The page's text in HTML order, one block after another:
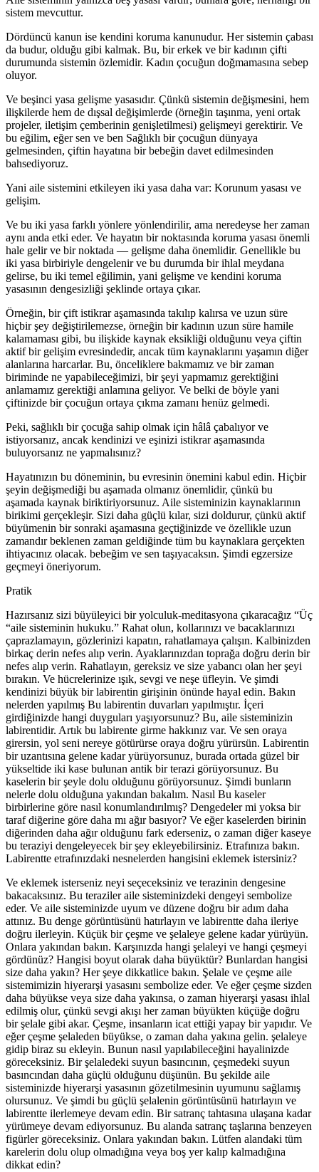
sistem mevcuttur.
Dördüncü kanun ise kendini koruma kanunudur. Her sistemin çabası
da budur, olduğu gibi kalmak. Bu, bir erkek ve bir kadının çifti
durumunda sistemin özlemidir. Kadın çocuğun doğmamasına sebep
oluyor.
Ve beşinci yasa gelişme yasasıdır. Çünkü sistemin değişmesini, hem
ilişkilerde hem de dışsal değişimlerde (örneğin taşınma, yeni ortak
projeler, iletişim çemberinin genişletilmesi) gelişmeyi gerektirir. Ve
bu eğilim, eğer sen ve ben Sağlıklı bir çocuğun dünyaya
gelmesinden, çiftin hayatına bir bebeğin davet edilmesinden
bahsediyoruz.
Yani aile sistemini etkileyen iki yasa daha var: Korunum yasası ve
gelişim.
Ve bu iki yasa farklı yönlere yönlendirilir, ama neredeyse her zaman
aynı anda etki eder. Ve hayatın bir noktasında koruma yasası önemli
hale gelir ve bir noktada — gelişme daha önemlidir. Genellikle bu
iki yasa birbiriyle dengelenir ve bu durumda bir ihlal meydana
gelirse, bu iki temel eğilimin, yani gelişme ve kendini koruma
yasasının dengesizliği şeklinde ortaya çıkar.
Örneğin, bir çift istikrar aşamasında takılıp kalırsa ve uzun süre
hiçbir şey değiştirilemezse, örneğin bir kadının uzun süre hamile
kalamaması gibi, bu ilişkide kaynak eksikliği olduğunu veya çiftin
aktif bir gelişim evresindedir, ancak tüm kaynaklarını yaşamın diğer
alanlarına harcarlar. Bu, önceliklere bakmamız ve bir zaman
biriminde ne yapabileceğimizi, bir şeyi yapmamız gerektiğini
anlamamız gerektiği anlamına geliyor. Ve belki de böyle yani
çiftinizde bir çocuğun ortaya çıkma zamanı henüz gelmedi.
Peki, sağlıklı bir çocuğa sahip olmak için hâlâ çabalıyor ve
istiyorsanız, ancak kendinizi ve eşinizi istikrar aşamasında
buluyorsanız ne yapmalısınız?
Hayatınızın bu döneminin, bu evresinin önemini kabul edin. Hiçbir
şeyin değişmediği bu aşamada olmanız önemlidir, çünkü bu
aşamada kaynak biriktiriyorsunuz. Aile sisteminizin kaynaklarının
birikimi gerçekleşir. Sizi daha güçlü kılar, sizi doldurur, çünkü aktif
büyümenin bir sonraki aşamasına geçtiğinizde ve özellikle uzun
zamandır beklenen zaman geldiğinde tüm bu kaynaklara gerçekten
ihtiyacınız olacak. bebeğim ve sen taşıyacaksın. Şimdi egzersize
geçmeyi öneriyorum.
Pratik
Hazırsanız sizi büyüleyici bir yolculuk-meditasyona çıkaracağız “Üç
“aile sisteminin hukuku.” Rahat olun, kollarınızı ve bacaklarınızı
çaprazlamayın, gözlerinizi kapatın, rahatlamaya çalışın. Kalbinizden
birkaç derin nefes alıp verin. Ayaklarınızdan toprağa doğru derin bir
nefes alıp verin. Rahatlayın, gereksiz ve size yabancı olan her şeyi
bırakın. Ve hücrelerinize ışık, sevgi ve neşe üfleyin. Ve şimdi
kendinizi büyük bir labirentin girişinin önünde hayal edin. Bakın
nelerden yapılmış Bu labirentin duvarları yapılmıştır. İçeri
girdiğinizde hangi duyguları yaşıyorsunuz? Bu, aile sisteminizin
labirentidir. Artık bu labirente girme hakkınız var. Ve sen oraya
girersin, yol seni nereye götürürse oraya doğru yürürsün. Labirentin
bir uzantısına gelene kadar yürüyorsunuz, burada ortada güzel bir
yükseltide iki kase bulunan antik bir terazi görüyorsunuz. Bu
kaselerin bir şeyle dolu olduğunu görüyorsunuz. Şimdi bunların
nelerle dolu olduğuna yakından bakalım. Nasıl Bu kaseler
birbirlerine göre nasıl konumlandırılmış? Dengedeler mi yoksa bir
taraf diğerine göre daha mı ağır basıyor? Ve eğer kaselerden birinin
diğerinden daha ağır olduğunu fark ederseniz, o zaman diğer kaseye
bu teraziyi dengeleyecek bir şey ekleyebilirsiniz. Etrafınıza bakın.
Labirentte etrafınızdaki nesnelerden hangisini eklemek istersiniz?
Ve eklemek isterseniz neyi seçeceksiniz ve terazinin dengesine
bakacaksınız. Bu teraziler aile sisteminizdeki dengeyi sembolize
eder. Ve aile sisteminizde uyum ve düzene doğru bir adım daha
attınız. Bu denge görüntüsünü hatırlayın ve labirentte daha ileriye
doğru ilerleyin. Küçük bir çeşme ve şelaleye gelene kadar yürüyün.
Onlara yakından bakın. Karşınızda hangi şelaleyi ve hangi çeşmeyi
gördünüz? Hangisi boyut olarak daha büyüktür? Bunlardan hangisi
size daha yakın? Her şeye dikkatlice bakın. Şelale ve çeşme aile
sistemimizin hiyerarşi yasasını sembolize eder. Ve eğer çeşme sizden
daha büyükse veya size daha yakınsa, o zaman hiyerarşi yasası ihlal
edilmiş olur, çünkü sevgi akışı her zaman büyükten küçüğe doğru
bir şelale gibi akar. Çeşme, insanların icat ettiği yapay bir yapıdır. Ve
eğer çeşme şelaleden büyükse, o zaman daha yakına gelin. şelaleye
gidip biraz su ekleyin. Bunun nasıl yapılabileceğini hayalinizde
göreceksiniz. Bir şelaledeki suyun basıncının, çeşmedeki suyun
basıncından daha güçlü olduğunu düşünün. Bu şekilde aile
sisteminizde hiyerarşi yasasının gözetilmesinin uyumunu sağlamış
olursunuz. Ve şimdi bu güçlü şelalenin görüntüsünü hatırlayın ve
labirentte ilerlemeye devam edin. Bir satranç tahtasına ulaşana kadar
yürümeye devam ediyorsunuz. Bu alanda satranç taşlarına benzeyen
figürler göreceksiniz. Onlara yakından bakın. Lütfen alandaki tüm
karelerin dolu olup olmadığına veya boş yer kalıp kalmadığına
dikkat edin?